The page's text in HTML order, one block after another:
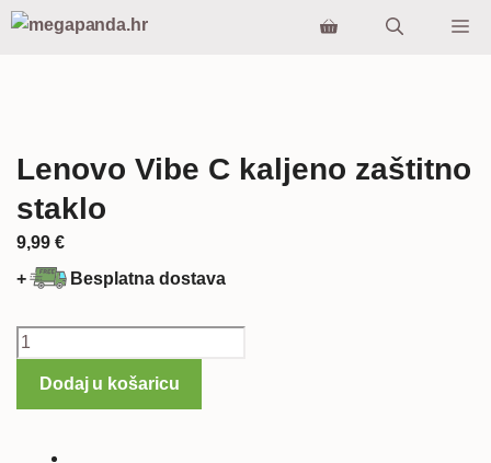
Preskoči
Lenovo Vibe C kaljeno zaštitno
staklo
9,99 €
+
Besplatna dostava
Lenovo
Dodaj u košaricu